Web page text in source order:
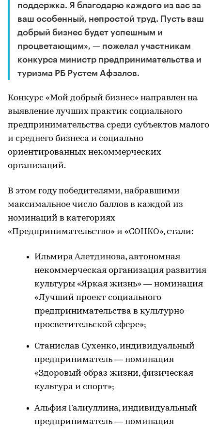
поддержка. Я благодарю каждого из вас за
ваш особенный, непростой труд. Пусть ваш
добрый бизнес будет успешным и
процветающим», — пожелал участникам
конкурса министр предпринимательства и
туризма РБ Рустем Афзалов.
Конкурс «Мой добрый бизнес» направлен на
выявление лучших практик социального
предпринимательства среди субъектов малого
и среднего бизнеса и социально
ориентированных некоммерческих
организаций.
В этом году победителями, набравшими
максимальное число баллов в каждой из
номинаций в категориях
«Предпринимательство» и «СОНКО», стали:
Ильмира Алетдинова, автономная
некоммерческая организация развития
культуры «Яркая жизнь» — номинация
«Лучший проект социального
предпринимательства в культурно-
просветительской сфере»;
Станислав Сухенко, индивидуальный
предприниматель — номинация
«Здоровый образ жизни, физическая
культура и спорт»;
Альфия Галиуллина, индивидуальный
предприниматель — номинация